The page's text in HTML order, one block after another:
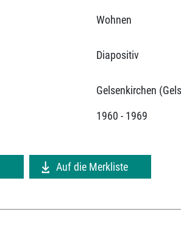
Wohnen
Diapositiv
Gelsenkirchen
1960 - 1969
Auf die Merkliste